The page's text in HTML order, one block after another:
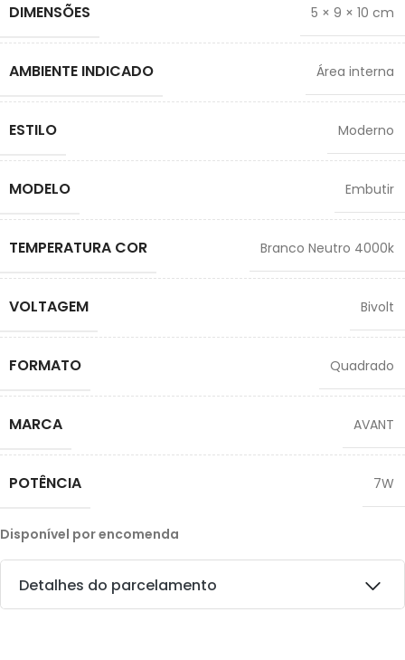
DIMENSÕES 5 × 9 × 10 cm
AMBIENTE INDICADO Área interna
ESTILO Moderno
MODELO Embutir
TEMPERATURA COR Branco Neutro 4000k
VOLTAGEM Bivolt
FORMATO Quadrado
MARCA AVANT
POTÊNCIA 7W
Disponível por encomenda
Detalhes do parcelamento